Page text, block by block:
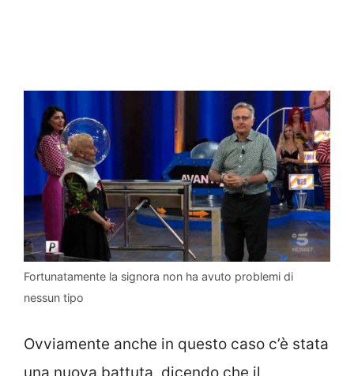
Fortunatamente la signora non ha avuto problemi di
nessun tipo
Ovviamente anche in questo caso c’è stata